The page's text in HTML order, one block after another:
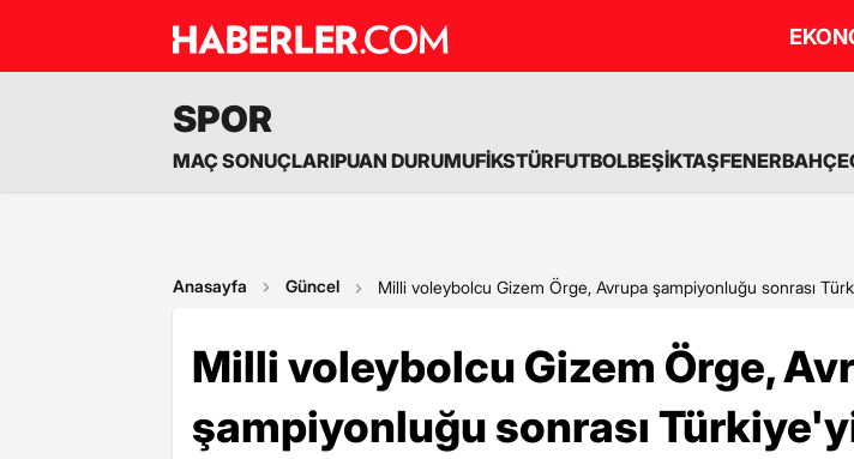
SPOR
MAÇ SONUÇLARIPUAN DURUMUFİKSTÜRFUTBOLBEŞİKTAŞFENERBAHÇE
Anasayfa Güncel Milli voleybolcu Gizem Örge, Avrupa şampiyonluğu sonrası
Milli voleybolcu Gizem Örge,
şampiyonluğu sonrası